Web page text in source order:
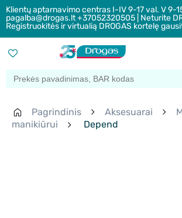
Klientų aptarnavimo centras I-IV 9-17 val. V 9-
pagalba@drogas.lt +37052320505 | Neturite
Registruokitės ir virtualią DROGAS kortelę
Pagrindinis Aksesuarai
manikiūrui
Depend